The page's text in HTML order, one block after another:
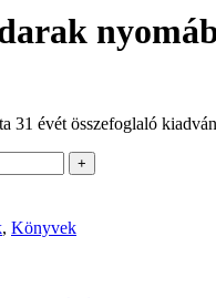
31 évét összefoglaló
, Könyvek